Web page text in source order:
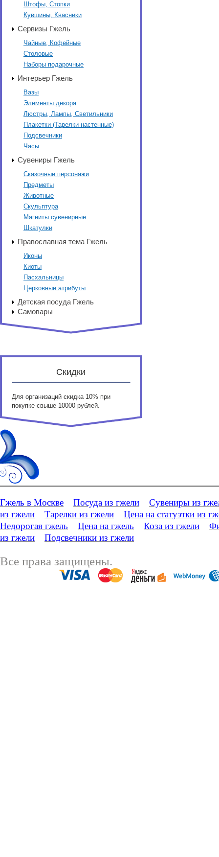
Штофы, Стопки
Кувшины, Квасники
Сервизы Гжель
Чайные, Кофейные
Столовые
Наборы подарочные
Интерьер Гжель
Вазы
Элементы декора
Люстры, Лампы, Светильники
Плакетки (Тарелки настенные)
Подсвечники
Часы
Сувениры Гжель
Сказочные персонажи
Предметы
Животные
Скульптура
Магниты сувенирные
Шкатулки
Православная тема Гжель
Иконы
Киоты
Пасхальницы
Церковные атрибуты
Детская посуда Гжель
Самовары
Скидки
Для организаций скидка 10% при
покупке свыше 10000 рублей.
Гжель в Москве Посуда из гжели
Сувениры из
из гжели
Тарелки из гжели
Цена на статуэтки из
Недорогая гжель
Цена на гжель Коза из гжели
из гжели
Подсвечники из гжели
Все права защищены.